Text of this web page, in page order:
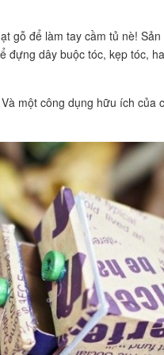
gỗ để làm tay cầm tủ nè!
đựng dây buộc tóc, kẹp tóc,
một công dụng hữu ích